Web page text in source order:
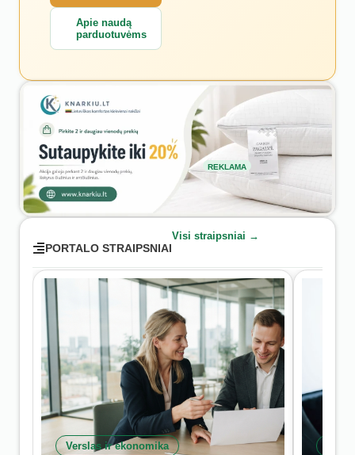
Apie naudą
parduotuvėms
REKLAMA
PORTALO STRAIPSNIAI
Visi straipsniai →
Verslas ir ekonomika